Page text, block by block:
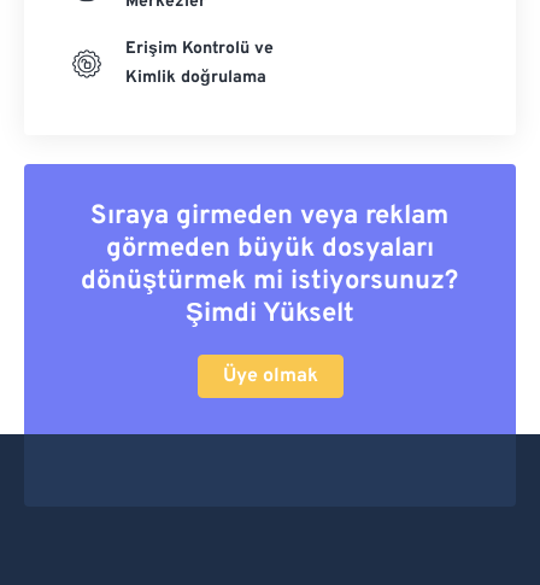
Erişim Kontrolü ve
Kimlik doğrulama
Sıraya girmeden veya reklam
görmeden büyük dosyaları
dönüştürmek mi istiyorsunuz?
Şimdi Yükselt
Üye olmak